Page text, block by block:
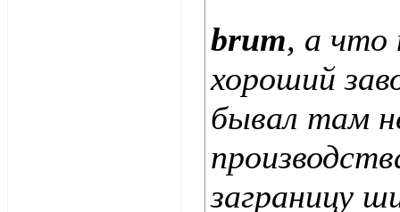
brum, а что
хороший
бывал там
заграницу